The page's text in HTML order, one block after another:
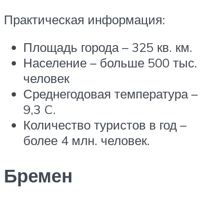
Практическая информация:
Площадь города – 325 кв. км.
Население – больше 500 тыс.
человек
Среднегодовая температура –
9,3 C.
Количество туристов в год –
более 4 млн. человек.
Бремен